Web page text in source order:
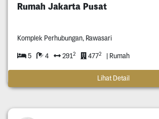
Rumah Jakarta Pusat
Komplek Perhubungan, Rawasari
5 4 2912 4772 | Rumah
Lihat Detail